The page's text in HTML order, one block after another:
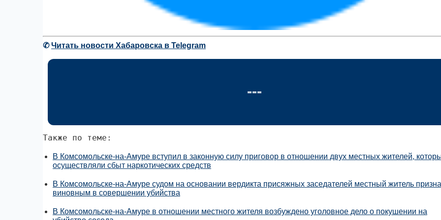
✆Читать новости Хабаровска в Telegram
Также по теме:
В Комсомольске-на-Амуре вступил в законную силу приговор в отношении двух местных жителей,
осуществляли сбыт наркотических средств
В Комсомольске-на-Амуре судом на основании вердикта присяжных заседателей местный житель
виновным в совершении убийства
В Комсомольске-на-Амуре в отношении местного жителя возбуждено уголовное дело о покушении на